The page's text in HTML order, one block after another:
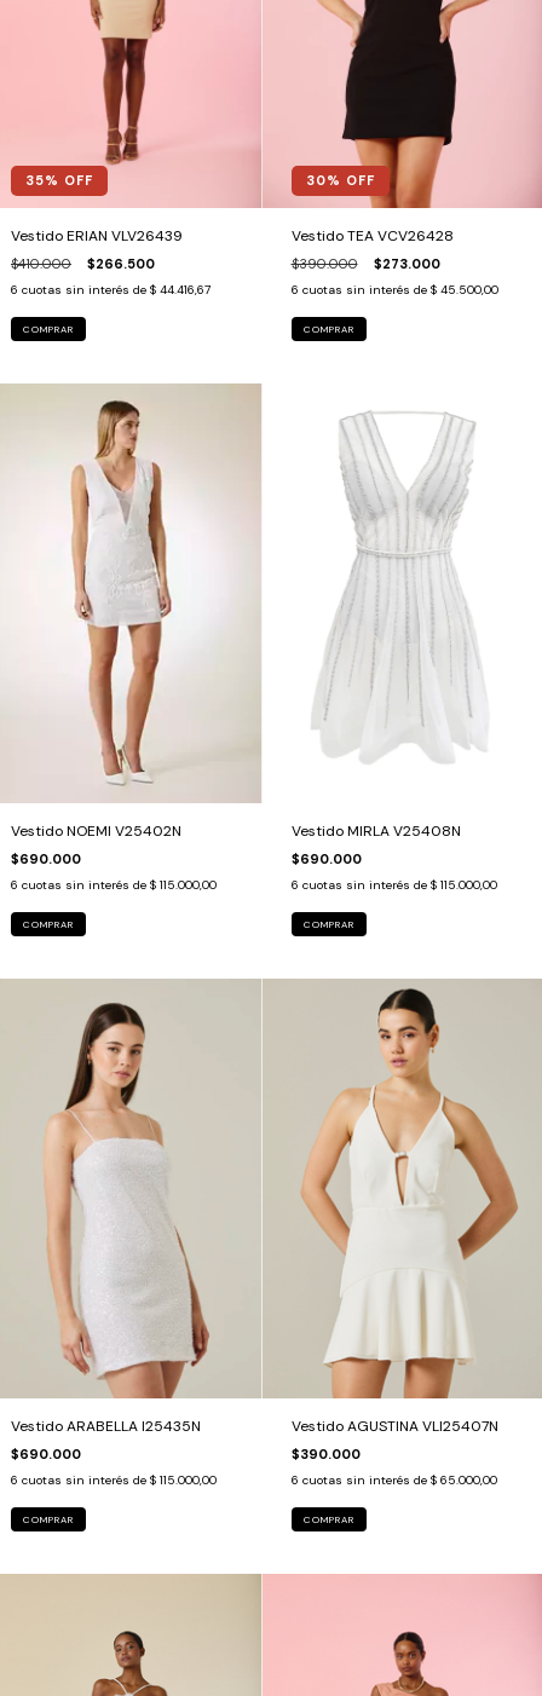
35% OFF
Vestido ERIAN VLV26439
$410.000 $266.500
6 cuotas sin interés de $ 44.416,67
COMPRAR
30% OFF
Vestido TEA VCV26428
$390.000 $273.000
6 cuotas sin interés de $ 45.500,00
COMPRAR
Vestido NOEMI V25402N
$690.000
6 cuotas sin interés de $ 115.000,00
COMPRAR
Vestido MIRLA V25408N
$690.000
6 cuotas sin interés de $ 115.000,00
COMPRAR
Vestido ARABELLA I25435N
$690.000
6 cuotas sin interés de $ 115.000,00
COMPRAR
Vestido AGUSTINA VLI25407N
$390.000
6 cuotas sin interés de $ 65.000,00
COMPRAR